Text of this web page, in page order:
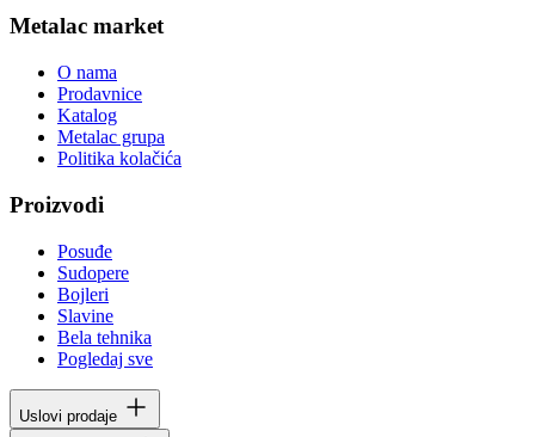
Metalac market
O nama
Prodavnice
Katalog
Metalac grupa
Politika kolačića
Proizvodi
Posuđe
Sudopere
Bojleri
Slavine
Bela tehnika
Pogledaj sve
Uslovi prodaje